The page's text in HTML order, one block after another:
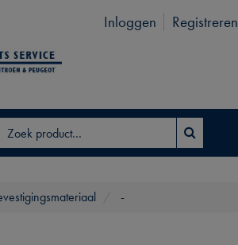
Inloggen Registreren
-